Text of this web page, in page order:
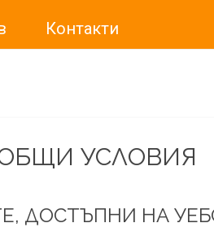
Контакти
УСЛОВИЯ
ДОСТЪПНИ НА